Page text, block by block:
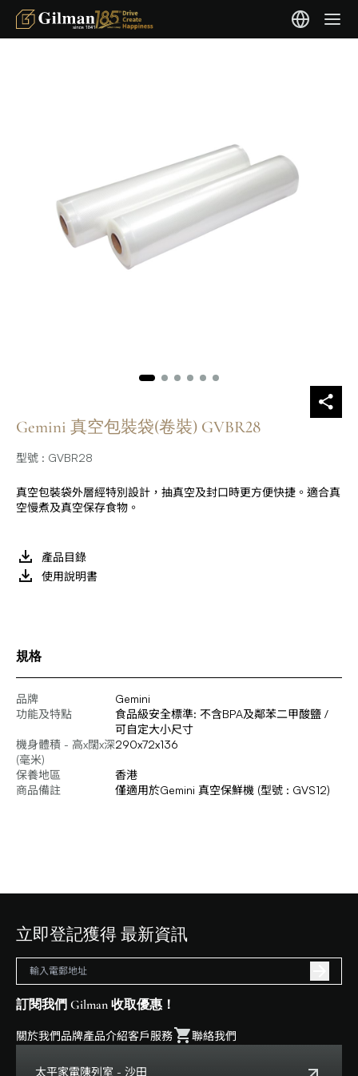
Gemini 真空包裝袋(卷裝) GVBR28
型號 : GVBR28
真空包裝袋外層經特別設計，抽真空及封口時更方便快捷。適合真
空慢煮及真空保存食物。
產品目錄
使用說明書
規格
品牌
Gemini
功能及特點
食品級安全標準: 不含BPA及鄰苯二甲酸鹽 /
可自定大小尺寸
機身體積 - 高x闊x深
(毫米)
290x72x136
保養地區
香港
商品備註
僅適用於Gemini 真空保鮮機 (型號 : GVS12)
立即登記獲得 最新資訊
訂閱我們 Gilman 收取優惠！
關於我們品牌產品介紹客戶服務 聯絡我們
太平家電陳列室 - 沙田